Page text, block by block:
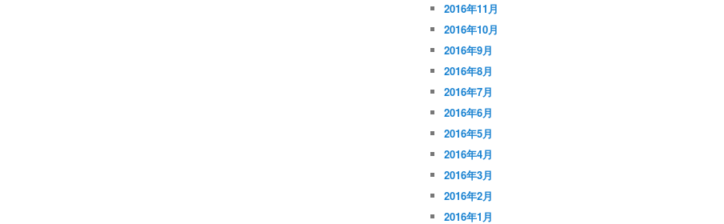
2016年11月
2016年10月
2016年9月
2016年8月
2016年7月
2016年6月
2016年5月
2016年4月
2016年3月
2016年2月
2016年1月